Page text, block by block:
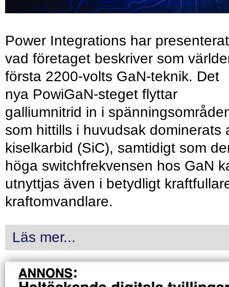
Power Integrations har presenterat
vad företaget beskriver som
första 2200-volts GaN-teknik. Det
nya PowiGaN-steget flyttar
galliumnitrid in i
som hittills i huvudsak dominerats
kiselkarbid (SiC), samtidigt som
höga switchfrekvensen hos GaN
utnyttjas även i betydligt
kraftomvandlare.
Läs mer...